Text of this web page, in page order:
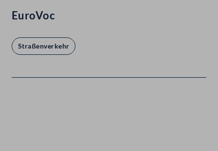
EuroVoc
Straßenverkehr